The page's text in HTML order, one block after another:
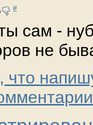
#
сам -
не
что